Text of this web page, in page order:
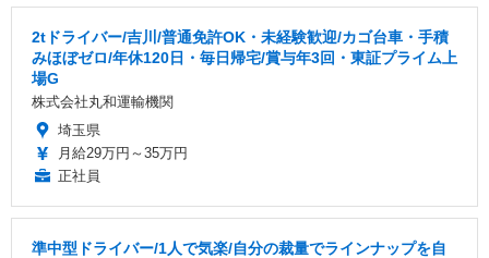
2tドライバー/吉川/普通免許OK・未経験歓迎/カゴ台車・手積
みほぼゼロ/年休120日・毎日帰宅/賞与年3回・東証プライム上
場G
株式会社丸和運輸機関
埼玉県
月給29万円～35万円
正社員
準中型ドライバー/1人で気楽/自分の裁量でラインナップを自